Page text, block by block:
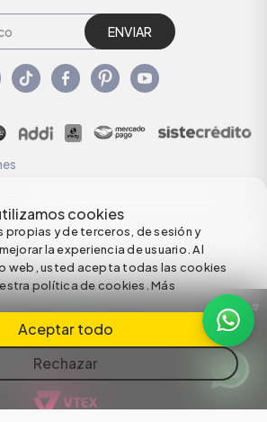
cookies
propias y de terceros, de sesión y
la experiencia de usuario. Al
web, usted acepta todas las cookies
política de cookies.Más
Aceptar todo
Rechazar
ENVIAR
S.A. NIT: 890924167-6 Dirección: Carrera 50 #
by